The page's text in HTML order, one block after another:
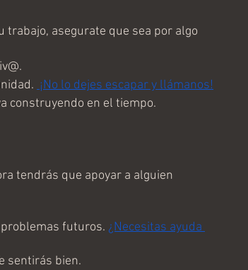
trabajo, asegurate que sea por algo
¡No lo dejes escapar y llámanos!
construyendo en el tiempo.
tendrás que apoyar a alguien
futuros. ¿Necesitas ayuda
sentirás bien.